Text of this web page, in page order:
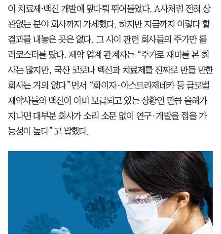
이 치료제⋅백신 개발에 앞다퉈 뛰어들었다. A사처럼 전혀 상
관없는 분야 회사까지 가세했다. 하지만 지금까지 이렇다 할
결과를 내놓은 곳은 없다. 그 사이 관련 회사들의 주가만 롤
러코스터를 탔다. 제약 업계 관계자는 “주가로 재미를 본 회
사는 많지만, 국산 코로나 백신과 치료제를 진짜로 만들 만한
회사는 거의 없다”면서 “화이자·아스트라제네카 등 글로벌
제약사들의 백신이 이미 보급되고 있는 상황인 만큼 올해가
지나면 대부분 회사가 소리 소문 없이 연구·개발을 접을 가
능성이 높다”고 말했다.